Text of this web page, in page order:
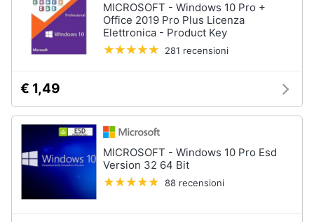
MICROSOFT - Windows 10 Pro +
Office 2019 Pro Plus Licenza
Elettronica - Product Key
281 recensioni
€ 1,49
MICROSOFT - Windows 10 Pro Esd
Version 32 64 Bit
88 recensioni